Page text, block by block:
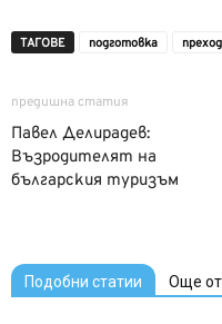
ТАГОВЕ подготовка
предишна статия
Павел Делирадев:
Възродителят на
българския туризъм
Подобни статии Още